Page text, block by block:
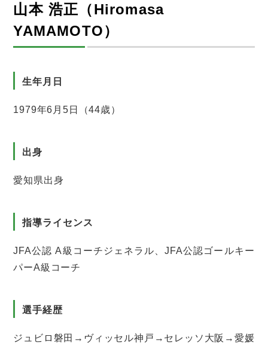
山本 浩正（Hiromasa
YAMAMOTO）
生年月日
1979年6月5日（44歳）
出身
愛知県出身
指導ライセンス
JFA公認 A級コーチジェネラル、JFA公認ゴールキー
パーA級コーチ
選手経歴
ジュビロ磐田→ヴィッセル神戸→セレッソ大阪→愛媛